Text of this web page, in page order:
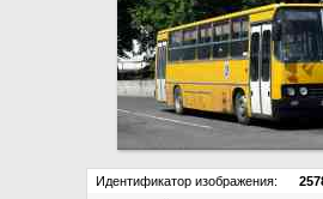
Идентификатор изображения: